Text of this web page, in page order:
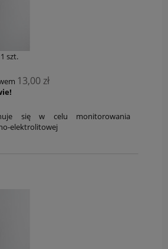
1 szt.
13,00 zł
się w celu monitorowania
elektrolitowej